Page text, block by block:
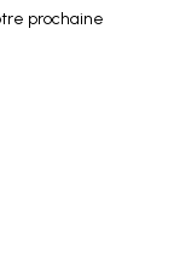
prochaine